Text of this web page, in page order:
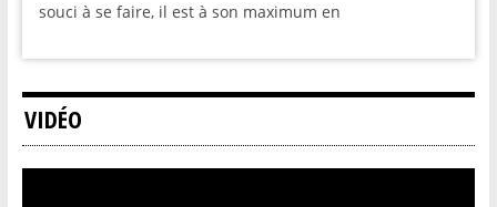
souci à se faire, il est à son maximum en
VIDÉO